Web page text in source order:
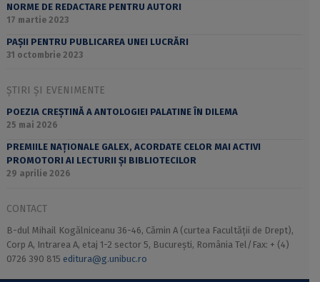
NORME DE REDACTARE PENTRU AUTORI
17 martie 2023
PAȘII PENTRU PUBLICAREA UNEI LUCRĂRI
31 octombrie 2023
ȘTIRI ȘI EVENIMENTE
POEZIA CREȘTINĂ A ANTOLOGIEI PALATINE ÎN DILEMA
25 mai 2026
PREMIILE NAȚIONALE GALEX, ACORDATE CELOR MAI ACTIVI
PROMOTORI AI LECTURII ȘI BIBLIOTECILOR
29 aprilie 2026
CONTACT
B-dul Mihail Kogălniceanu 36-46, Cămin A (curtea Facultății de Drept),
Corp A, Intrarea A, etaj 1-2 sector 5, București, România Tel/Fax: + (4)
0726 390 815 editura@g.unibuc.ro